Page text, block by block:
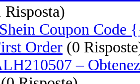
Risposta)
Coupon
Order (0
–